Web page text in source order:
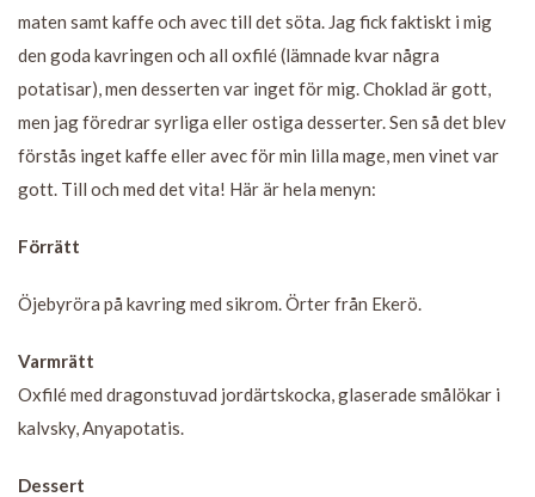
maten samt kaffe och avec till det söta. Jag fick faktiskt i mig
den goda kavringen och all oxfilé (lämnade kvar några
potatisar), men desserten var inget för mig. Choklad är gott,
men jag föredrar syrliga eller ostiga desserter. Sen så det blev
förstås inget kaffe eller avec för min lilla mage, men vinet var
gott. Till och med det vita! Här är hela menyn:
Förrätt
Öjebyröra på kavring med sikrom. Örter från Ekerö.
Varmrätt
Oxfilé med dragonstuvad jordärtskocka, glaserade smålökar i
kalvsky, Anyapotatis.
Dessert